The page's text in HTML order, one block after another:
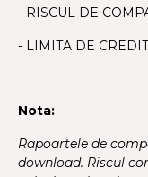
- RISCUL DE
- LIMITA DE CREDIT
Nota:
Rapoartele de
download. Riscul